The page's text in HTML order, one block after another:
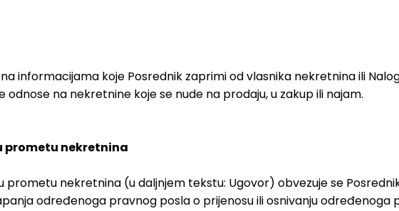
informacijama koje Posrednik zaprimi od vlasnika nekretnina ili
na nekretnine koje se nude na prodaju, u zakup ili najam.
prometu nekretnina
prometu nekretnina (u daljnjem tekstu: Ugovor) obvezuje se
određenoga pravnog posla o prijenosu ili osnivanju